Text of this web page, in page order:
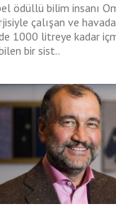
ödüllü bilim insanı
çalışan ve
1000 litreye kadar
bir sist..